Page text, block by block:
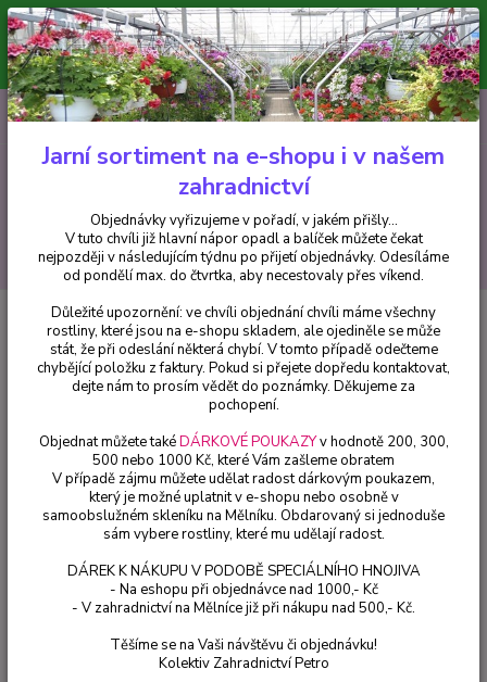
Minimální hodnota pro odeslání z e-shopu je 300 Kč.
V tuto chvíli již hlavní nápor objednávek opadl a balíček můžete čekat
nejpozději v následujícím týdnu po přijetí objednávky. Objednávky
vyřizujeme v pořadí, v jakém přišly...
CZK
Hledat
+420 602 223 614 0ks
za0 Kč
Fuchsie Martin Beye (Fuchsie) - 1 ks
Martin Beye (Fuchsie) - 1 ks
Jarní sortiment na e-shopu i v našem
zahradnictví
Objednávky vyřizujeme v pořadí, v jakém přišly...
V tuto chvíli již hlavní nápor opadl a balíček můžete čekat
nejpozději v následujícím týdnu po přijetí objednávky. Odesíláme
od pondělí max. do čtvrtka, aby necestovaly přes víkend.
Důležité upozornění: ve chvíli objednání chvíli máme všechny
rostliny, které jsou na e-shopu skladem, ale ojediněle se může
stát, že při odeslání některá chybí. V tomto případě odečteme
chybějící položku z faktury. Pokud si přejete dopředu kontaktovat,
dejte nám to prosím vědět do poznámky. Děkujeme za
pochopení.
Objednat můžete takéDÁRKOVÉ POUKAZYv hodnotě 200, 300,
500 nebo 1000 Kč, které Vám zašleme obratem
V případě zájmu můžete udělat radost dárkovým poukazem,
který je možné uplatnit v e-shopu nebo osobně v
samoobslužném skleníku na Mělníku. Obdarovaný si jednoduše
sám vybere rostliny, které mu udělají radost.
DÁREK K NÁKUPU V PODOBĚ SPECIÁLNÍHO HNOJIVA
- Na eshopu při objednávce nad 1000,- Kč
- V zahradnictví na Mělníce již při nákupu nad 500,- Kč.
Těšíme se na Vaši návštěvu či objednávku!
Kolektiv Zahradnictví Petro